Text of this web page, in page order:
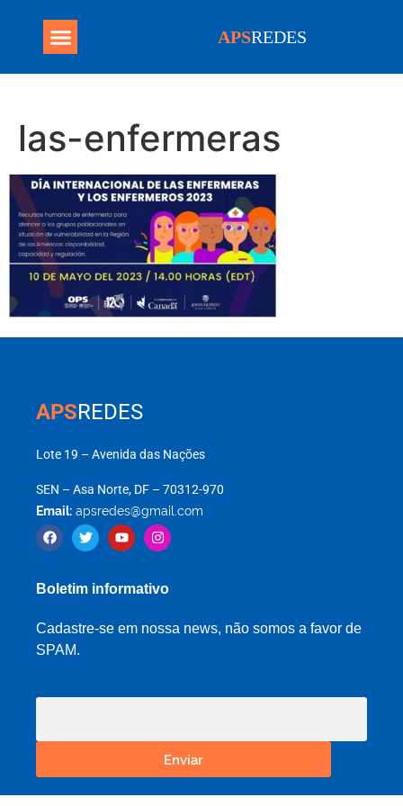
APSREDES
las-enfermeras
APSREDES
Lote 19 – Avenida das Nações
SEN – Asa Norte, DF – 70312-970
Email: apsredes@gmail.com
Boletim informativo
Cadastre-se em nossa news, não somos a favor de
SPAM.
Enviar